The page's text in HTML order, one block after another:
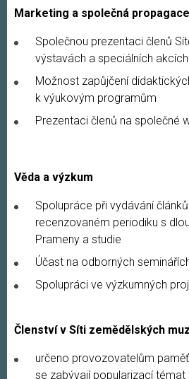
Marketing a společná propagace
Společnou prezentaci členů
výstavách a speciálních akcích
Možnost zapůjčení
k výukovým programům
Prezentaci členů na společné
Věda a výzkum
Spolupráce při vydávání
recenzovaném periodiku s
Prameny a studie
Účast na odborných
Spolupráci ve výzkumných
Členství v Síti zemědělských
určeno provozovatelům
se zabývají popularizací